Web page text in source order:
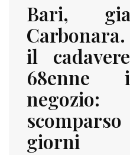
Bari,
il
giorni